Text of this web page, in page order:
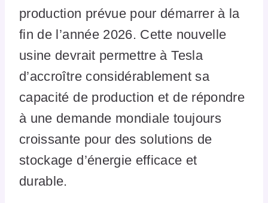
production prévue pour démarrer à la
fin de l’année 2026. Cette nouvelle
usine devrait permettre à Tesla
d’accroître considérablement sa
capacité de production et de répondre
à une demande mondiale toujours
croissante pour des solutions de
stockage d’énergie efficace et
durable.